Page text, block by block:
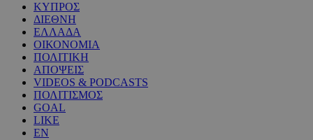
ΚΥΠΡΟΣ
ΔΙΕΘΝΗ
ΕΛΛΑΔΑ
ΟΙΚΟΝΟΜΙΑ
ΠΟΛΙΤΙΚΗ
ΑΠΟΨΕΙΣ
VIDEOS & PODCASTS
ΠΟΛΙΤΙΣΜΟΣ
GOAL
LIKE
EN